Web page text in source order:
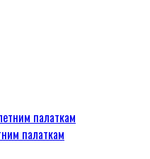
палаткам